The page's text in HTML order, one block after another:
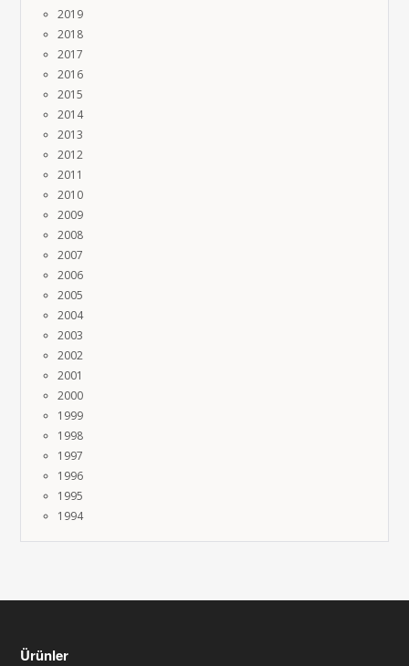
2019
2018
2017
2016
2015
2014
2013
2012
2011
2010
2009
2008
2007
2006
2005
2004
2003
2002
2001
2000
1999
1998
1997
1996
1995
1994
Ürünler